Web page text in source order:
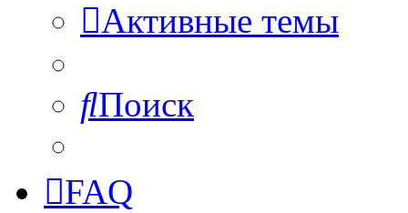
Активные темы
Поиск
FAQ